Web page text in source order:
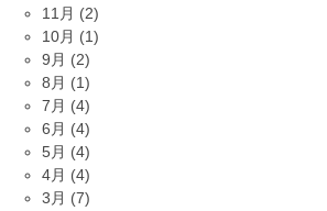
11月 (2)
10月 (1)
9月 (2)
8月 (1)
7月 (4)
6月 (4)
5月 (4)
4月 (4)
3月 (7)